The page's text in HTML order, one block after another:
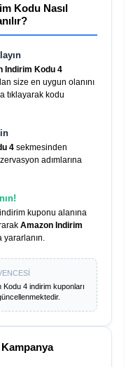
Kodu Nasıl
Indirim Kodu 4
size en uygun olanını
tıklayarak kodu
4 sekmesinden
adımlarına
kuponu alanına
Amazon Indirim
yararlanın.
Kodu 4indirim kuponları